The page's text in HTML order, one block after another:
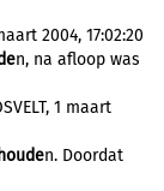
2004, 17:02:20
n, na afloop was
1 maart
houden. Doordat